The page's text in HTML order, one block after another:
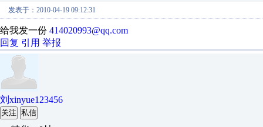
发表于：2010-04-19 09:12:31
给我发一份 414020993@qq.com
回复 引用 举报
刘xinyue123456
关注 私信